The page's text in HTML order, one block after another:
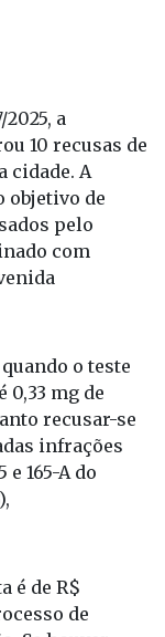
a
10 recusas de
cidade. A
de
pelo
com
o teste
0,33 mg de
recusar-se
infrações
165-A do
é de R$